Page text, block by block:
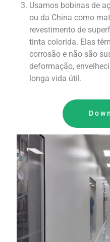
Usamos bobinas de
ou da China como
revestimento de
tinta colorida. Elas
corrosão e não são
deformação,
longa vida útil.